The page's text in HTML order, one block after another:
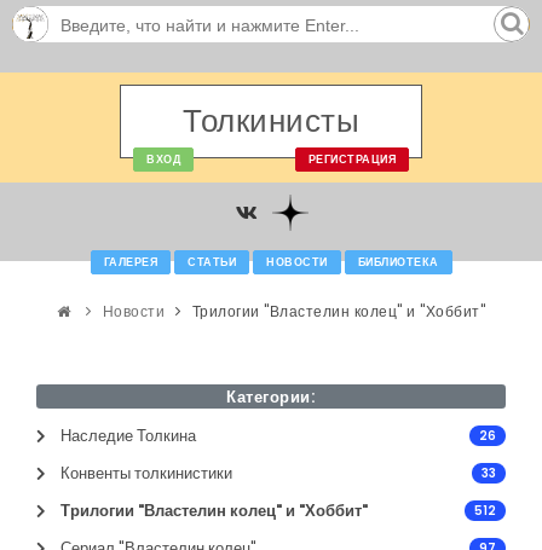
Толкинисты
ВХОД РЕГИСТРАЦИЯ
ГАЛЕРЕЯ СТАТЬИ НОВОСТИ БИБЛИОТЕКА
Новости Трилогии "Властелин колец" и "Хоббит"
Категории:
Наследие Толкина
26
Конвенты толкинистики 33
Трилогии "Властелин колец" и "Хоббит" 512